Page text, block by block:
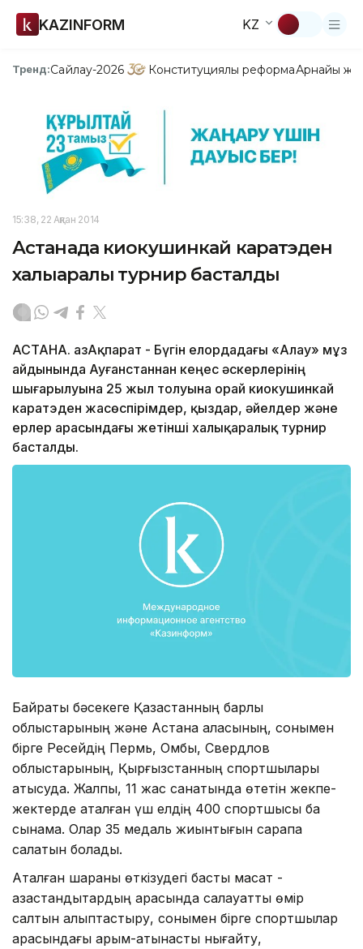
KAZINFORM KZ
Тренд:Сайлау-2026 Конституциялық реформаАрнайы
15:38, 22 Ақпан 2014
Астанада киокушинкай каратэден
халықаралық турнир басталды
АСТАНА. ҚазАқпарат - Бүгін елордадағы «Алау» мұз
айдынында Ауғанстаннан кеңес әскерлерінің
шығарылуына 25 жыл толуына орай киокушинкай
каратэден жасөспірімдер, қыздар, әйелдер және
ерлер арасындағы жетінші халықаралық турнир
басталды.
Байрақты бәсекеге Қазақстанның барлық
облыстарының және Астана қаласының, сонымен
бірге Ресейдің Пермь, Омбы, Свердлов
облыстарының, Қырғызстанның спортшылары
қатысуда. Жалпы, 11 жас санатында өтетін жекпе-
жектерде аталған үш елдің 400 спортшысы бақ
сынамақ. Олар 35 медаль жиынтығын сарапқа
салатын болады.
Аталған шараны өткізудегі басты мақсат -
қазақстандықтардың арасында салауатты өмір
салтын қалыптастыру, сонымен бірге спортшылар
арасындағы қарым-қатынасты нығайту,